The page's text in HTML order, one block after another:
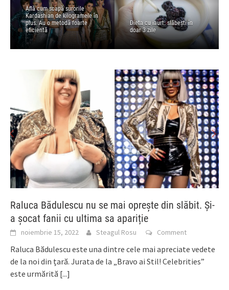
Află cum scapă surorile
Kardashian de kilogramele în
plus. Au o metodă foarte
eficientă
Dieta cu iaurt: slăbești în
doar 3 zile
Raluca Bădulescu nu se mai oprește din slăbit. Și-
a șocat fanii cu ultima sa apariție
noiembrie 15, 2022 Steagul Rosu Comment
Raluca Bădulescu este una dintre cele mai apreciate vedete
de la noi din țară. Jurata de la „Bravo ai Stil! Celebrities”
este urmărită [...]